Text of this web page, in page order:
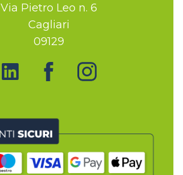
Via Pietro Leo n. 6
Cagliari
09129